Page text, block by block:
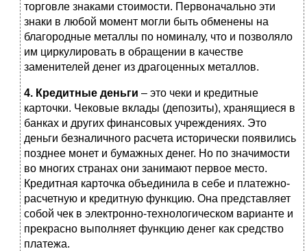
торговле знаками стоимости. Первоначально эти
знаки в любой момент могли быть обменены на
благородные металлы по номиналу, что и позволяло
им циркулировать в обращении в качестве
заменителей денег из драгоценных металлов.
4. Кредитные деньги – это чеки и кредитные
карточки. Чековые вклады (депозиты), хранящиеся в
банках и других финансовых учреждениях. Это
деньги безналичного расчета исторически появились
позднее монет и бумажных денег. Но по значимости
во многих странах они занимают первое место.
Кредитная карточка объединила в себе и платежно-
расчетную и кредитную функцию. Она представляет
собой чек в электронно-технологическом варианте и
прекрасно выполняет функцию денег как средство
платежа.